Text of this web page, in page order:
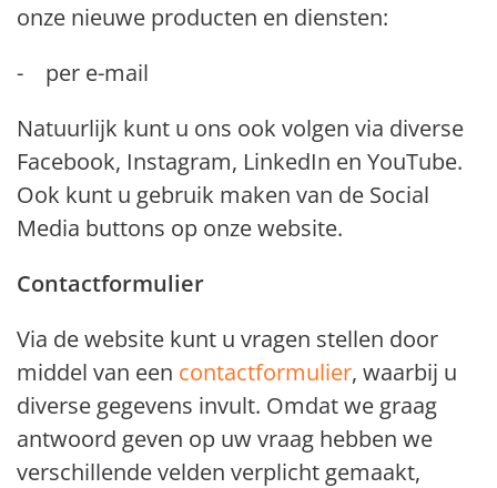
onze nieuwe producten en diensten:
- per e-mail
Natuurlijk kunt u ons ook volgen via diverse
Facebook, Instagram, LinkedIn en YouTube.
Ook kunt u gebruik maken van de Social
Media buttons op onze website.
Contactformulier
Via de website kunt u vragen stellen door
middel van een contactformulier, waarbij u
diverse gegevens invult. Omdat we graag
antwoord geven op uw vraag hebben we
verschillende velden verplicht gemaakt,